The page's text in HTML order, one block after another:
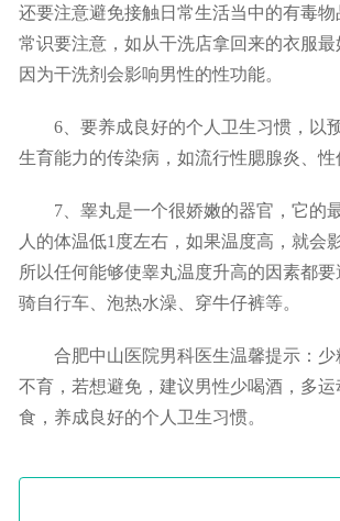
还要注意避免接触日常生活当中的有毒
常识要注意，如从干洗店拿回来的衣服最
因为干洗剂会影响男性的性功能。
6、要养成良好的个人卫生习惯，以
生育能力的传染病，如流行性腮腺炎、性
7、睾丸是一个很娇嫩的器官，它的
人的体温低1度左右，如果温度高，就会
所以任何能够使睾丸温度升高的因素都
骑自行车、泡热水澡、穿牛仔裤等。
合肥中山医院男科医生温馨提示：
不育，若想避免，建议男性少喝酒，多
食，养成良好的个人卫生习惯。